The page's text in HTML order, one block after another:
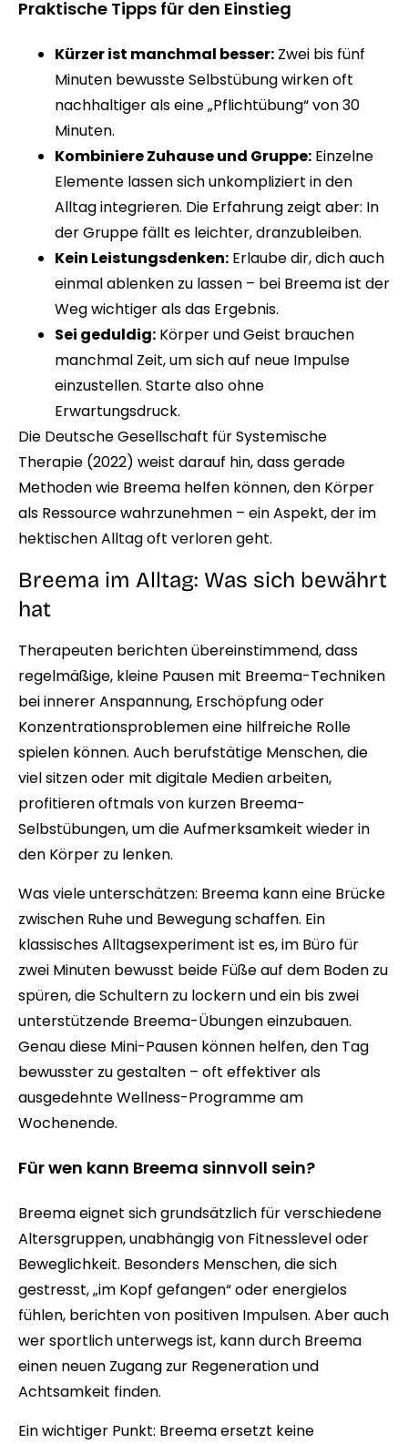
Praktische Tipps für den Einstieg
Kürzer ist manchmal besser: Zwei bis fünf
Minuten bewusste Selbstübung wirken oft
nachhaltiger als eine „Pflichtübung“ von 30
Minuten.
Kombiniere Zuhause und Gruppe: Einzelne
Elemente lassen sich unkompliziert in den
Alltag integrieren. Die Erfahrung zeigt aber: In
der Gruppe fällt es leichter, dranzubleiben.
Kein Leistungsdenken: Erlaube dir, dich auch
einmal ablenken zu lassen – bei Breema ist der
Weg wichtiger als das Ergebnis.
Sei geduldig: Körper und Geist brauchen
manchmal Zeit, um sich auf neue Impulse
einzustellen. Starte also ohne
Erwartungsdruck.
Die Deutsche Gesellschaft für Systemische
Therapie (2022) weist darauf hin, dass gerade
Methoden wie Breema helfen können, den Körper
als Ressource wahrzunehmen – ein Aspekt, der im
hektischen Alltag oft verloren geht.
Breema im Alltag: Was sich bewährt
hat
Therapeuten berichten übereinstimmend, dass
regelmäßige, kleine Pausen mit Breema-Techniken
bei innerer Anspannung, Erschöpfung oder
Konzentrationsproblemen eine hilfreiche Rolle
spielen können. Auch berufstätige Menschen, die
viel sitzen oder mit digitale Medien arbeiten,
profitieren oftmals von kurzen Breema-
Selbstübungen, um die Aufmerksamkeit wieder in
den Körper zu lenken.
Was viele unterschätzen: Breema kann eine Brücke
zwischen Ruhe und Bewegung schaffen. Ein
klassisches Alltagsexperiment ist es, im Büro für
zwei Minuten bewusst beide Füße auf dem Boden zu
spüren, die Schultern zu lockern und ein bis zwei
unterstützende Breema-Übungen einzubauen.
Genau diese Mini-Pausen können helfen, den Tag
bewusster zu gestalten – oft effektiver als
ausgedehnte Wellness-Programme am
Wochenende.
Für wen kann Breema sinnvoll sein?
Breema eignet sich grundsätzlich für verschiedene
Altersgruppen, unabhängig von Fitnesslevel oder
Beweglichkeit. Besonders Menschen, die sich
gestresst, „im Kopf gefangen“ oder energielos
fühlen, berichten von positiven Impulsen. Aber auch
wer sportlich unterwegs ist, kann durch Breema
einen neuen Zugang zur Regeneration und
Achtsamkeit finden.
Ein wichtiger Punkt: Breema ersetzt keine